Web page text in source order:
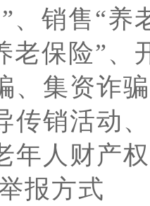
、销售“养
老保险”、
、集资诈
传销活动
年人财产
报方式